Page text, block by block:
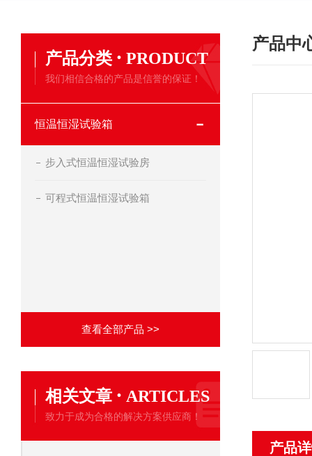
产品分类 · PRODUCT
我们相信合格的产品是信誉的保证！
恒温恒湿试验箱
步入式恒温恒湿试验房
可程式恒温恒湿试验箱
查看全部产品 >>
相关文章 · ARTICLES
致力于成为合格的解决方案供应商！
产品中
产品